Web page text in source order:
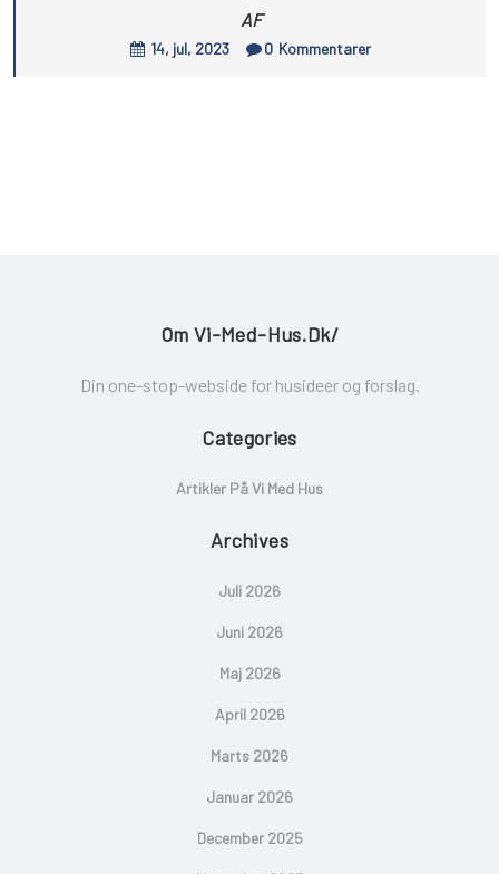
AF
14, jul, 2023 0 Kommentarer
Om Vi-Med-Hus.dk/
Din one-stop-webside for husideer og forslag.
Categories
Artikler På Vi Med Hus
Archives
Juli 2026
Juni 2026
Maj 2026
April 2026
Marts 2026
Januar 2026
December 2025